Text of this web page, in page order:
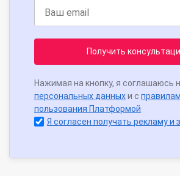
Получить
Нажимая на кнопку, я соглашаюсь
персональных данныхи с
пользования Платформой
Я согласен получать рекламу и